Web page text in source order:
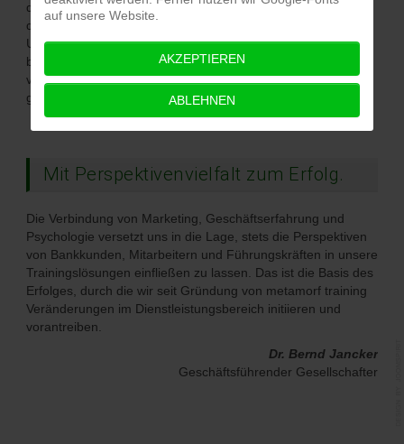
qualitätsgesichert sowohl in ihrem Themenfeld als auch in
der Zielgruppe eigene Praxiserfahrungen mit didaktischer
Umsetzungsstärke verbinden. Von unserer Fähigkeit,
begreifbare Lösungen zu finden und komplexe Themen zu
vereinfachen, profitieren unsere Kunden in kleinen und
großen Projekten.
Mit Perspektivenvielfalt zum Erfolg.
Die Verbindung von Marketing, Geschäftserfahrung und
Psychologie versetzt uns in die Lage, stets die Perspektiven
von Bankkunden, Mitarbeitern und Führungskräften in unsere
Trainingslösungen einfließen zu lassen. Das ist die Basis des
Erfolges, durch die wir seit Gründung von metamorf training
Veränderungen im Dienstleistungsbereich initiieren und
vorantreiben.
Dr. Bernd Jancker
Geschäftsführender Gesellschafter
auf unsere Website.
AKZEPTIEREN
ABLEHNEN